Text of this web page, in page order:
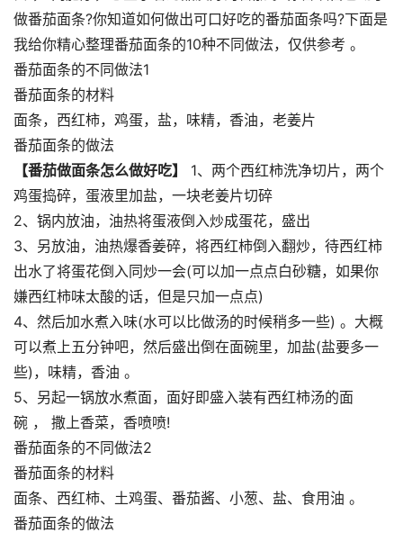
做番茄面条?你知道如何做出可口好吃的番茄面条吗?下面是
我给你精心整理番茄面条的10种不同做法，仅供参考 。
番茄面条的不同做法1
番茄面条的材料
面条，西红柿，鸡蛋，盐，味精，香油，老姜片
番茄面条的做法
【番茄做面条怎么做好吃】
1、两个西红柿洗净切片，两个
鸡蛋捣碎，蛋液里加盐，一块老姜片切碎
2、锅内放油，油热将蛋液倒入炒成蛋花，盛出
3、另放油，油热爆香姜碎，将西红柿倒入翻炒，待西红柿
出水了将蛋花倒入同炒一会(可以加一点点白砂糖，如果你
嫌西红柿味太酸的话，但是只加一点点)
4、然后加水煮入味(水可以比做汤的时候稍多一些) 。大概
可以煮上五分钟吧，然后盛出倒在面碗里，加盐(盐要多一
些)，味精，香油 。
5、另起一锅放水煮面，面好即盛入装有西红柿汤的面
碗 ， 撒上香菜，香喷喷!
番茄面条的不同做法2
番茄面条的材料
面条、西红柿、土鸡蛋、番茄酱、小葱、盐、食用油 。
番茄面条的做法